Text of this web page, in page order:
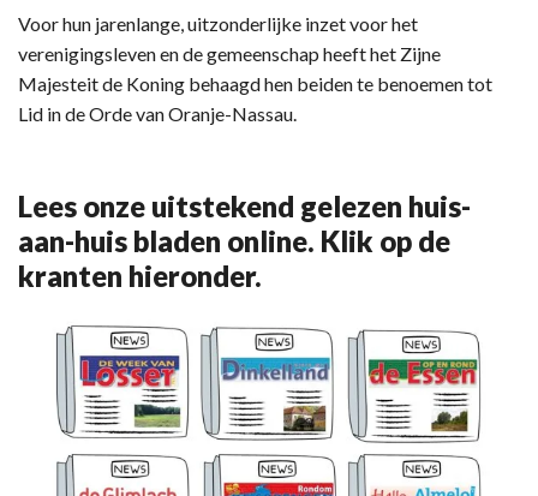
Voor hun jarenlange, uitzonderlijke inzet voor het
verenigingsleven en de gemeenschap heeft het Zijne
Majesteit de Koning behaagd hen beiden te benoemen tot
Lid in de Orde van Oranje-Nassau.
Lees onze uitstekend gelezen huis-
aan-huis bladen online. Klik op de
kranten hieronder.